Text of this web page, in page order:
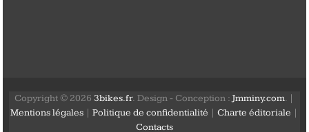
Copyright © 2026 3bikes.fr. Design - Conception :Jmminy.com. |
Mentions légales |Politique de confidentialité |Charte éditoriale
Contacts